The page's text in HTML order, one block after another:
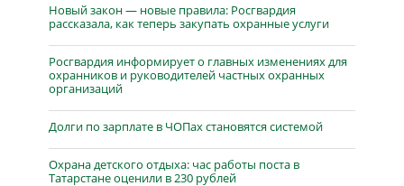
Новый закон — новые правила: Росгвардия
рассказала, как теперь закупать охранные услуги
Росгвардия информирует о главных изменениях для
охранников и руководителей частных охранных
организаций
Долги по зарплате в ЧОПах становятся системой
Охрана детского отдыха: час работы поста в
Татарстане оценили в 230 рублей